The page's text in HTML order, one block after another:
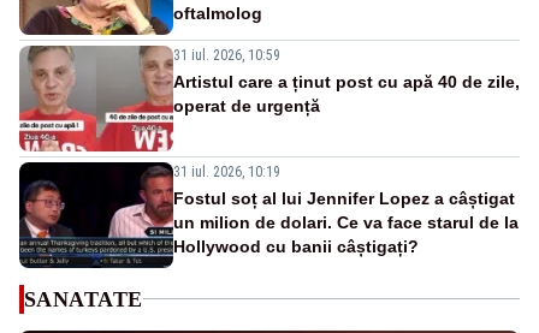
oftalmolog
31 iul. 2026, 10:59
Artistul care a ținut post cu apă 40 de zile,
operat de urgență
31 iul. 2026, 10:19
Fostul soț al lui Jennifer Lopez a câștigat
un milion de dolari. Ce va face starul de la
Hollywood cu banii câștigați?
SANATATE